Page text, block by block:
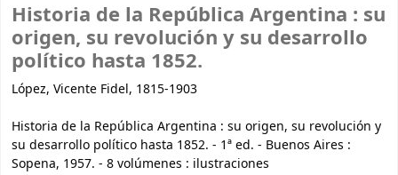
Historia de la República Argentina : su
origen, su revolución y su desarrollo
político hasta 1852.
López, Vicente Fidel, 1815-1903
Historia de la República Argentina : su origen, su revolución y
su desarrollo político hasta 1852. - 1ª ed. - Buenos Aires :
Sopena, 1957. - 8 volúmenes : ilustraciones